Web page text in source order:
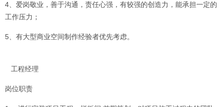
4、爱岗敬业，善于沟通，责任心强，有较强的创造力，能承担一定的
工作压力；
5、有大型商业空间制作经验者优先考虑。
工程经理
岗位职责